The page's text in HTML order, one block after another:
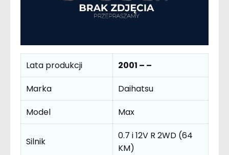
Lata produkcji
2001 – –
Marka
Daihatsu
Model
Max
Silnik
0.7 i 12V R 2WD (64
KM)